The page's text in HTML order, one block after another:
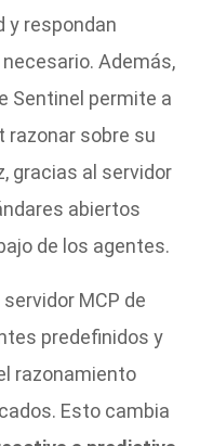
y respondan
Además,
Sentinel permite a
razonar sobre su
gracias al servidor
abiertos
de los agentes.
MCP de
predefinidos y
razonamiento
Esto cambia